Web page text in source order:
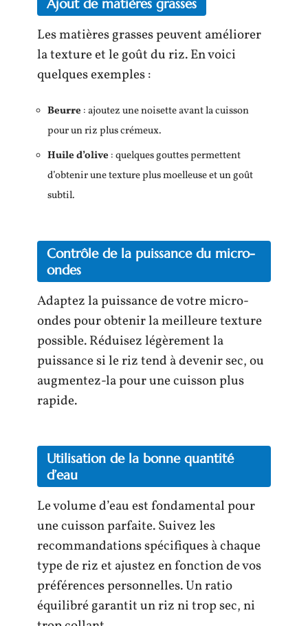
Ajout de matières grasses
Les matières grasses peuvent améliorer
la texture et le goût du riz. En voici
quelques exemples :
Beurre : ajoutez une noisette avant la cuisson
pour un riz plus crémeux.
Huile d’olive : quelques gouttes permettent
d’obtenir une texture plus moelleuse et un goût
subtil.
Contrôle de la puissance du micro-
ondes
Adaptez la puissance de votre micro-
ondes pour obtenir la meilleure texture
possible. Réduisez légèrement la
puissance si le riz tend à devenir sec, ou
augmentez-la pour une cuisson plus
rapide.
Utilisation de la bonne quantité
d’eau
Le volume d’eau est fondamental pour
une cuisson parfaite. Suivez les
recommandations spécifiques à chaque
type de riz et ajustez en fonction de vos
préférences personnelles. Un ratio
équilibré garantit un riz ni trop sec, ni